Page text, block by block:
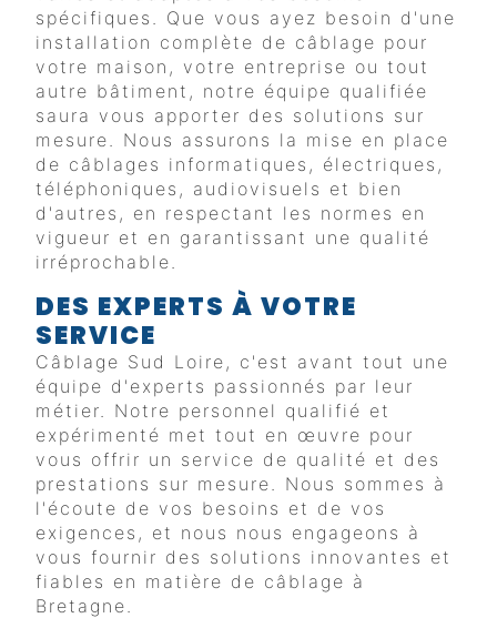
spécifiques. Que vous ayez besoin d'une
installation complète de câblage pour
votre maison, votre entreprise ou tout
autre bâtiment, notre équipe qualifiée
saura vous apporter des solutions sur
mesure. Nous assurons la mise en place
de câblages informatiques, électriques,
téléphoniques, audiovisuels et bien
d'autres, en respectant les normes en
vigueur et en garantissant une qualité
irréprochable.
DES EXPERTS À VOTRE
SERVICE
Câblage Sud Loire, c'est avant tout une
équipe d'experts passionnés par leur
métier. Notre personnel qualifié et
expérimenté met tout en œuvre pour
vous offrir un service de qualité et des
prestations sur mesure. Nous sommes à
l'écoute de vos besoins et de vos
exigences, et nous nous engageons à
vous fournir des solutions innovantes et
fiables en matière de câblage à
Bretagne.